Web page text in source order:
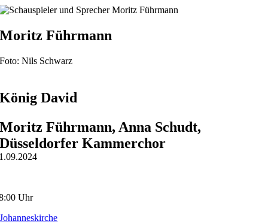
Moritz Führmann
Foto: Nils Schwarz
König David
Moritz Führmann, Anna Schudt,
Düsseldorfer Kammerchor
Uhr
Johanneskirche